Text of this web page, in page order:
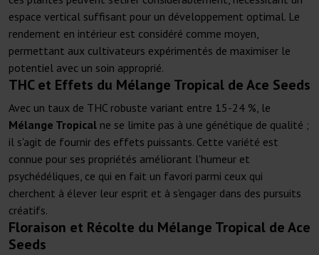
espace vertical suffisant pour un développement optimal. Le
rendement en intérieur est considéré comme moyen,
permettant aux cultivateurs expérimentés de maximiser le
potentiel avec un soin approprié.
THC et Effets du Mélange Tropical de Ace Seeds
Avec un taux de THC robuste variant entre 15-24 %, le
Mélange Tropical ne se limite pas à une génétique de qualité ;
il s'agit de fournir des effets puissants. Cette variété est
connue pour ses propriétés améliorant l'humeur et
psychédéliques, ce qui en fait un favori parmi ceux qui
cherchent à élever leur esprit et à s'engager dans des pursuits
créatifs.
Floraison et Récolte du Mélange Tropical de Ace
Seeds